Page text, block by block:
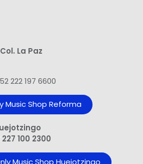
La Paz
222 197 6600
Music Shop​ Reforma
100 2300
Music Shop Huejotzingo